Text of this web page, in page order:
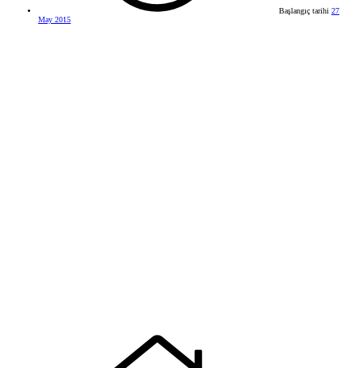
Başlangıç tarihi 27
May 2015